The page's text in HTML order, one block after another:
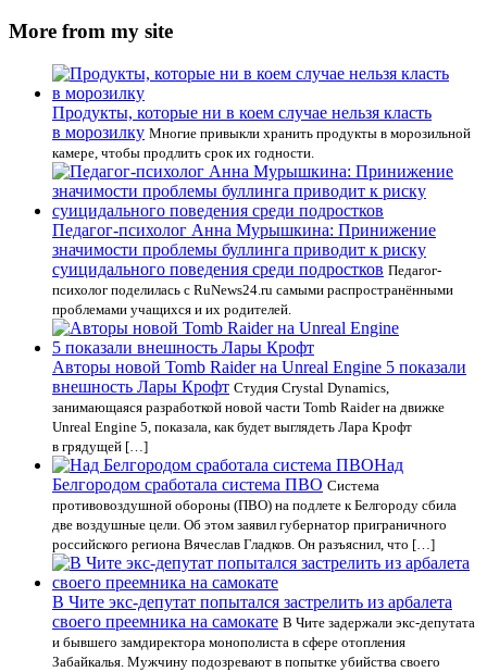
More from my site
Продукты, которые ни в коем случае нельзя класть
в морозилку Многие привыкли хранить продукты в морозильной
камере, чтобы продлить срок их годности.
Педагог-психолог Анна Мурышкина: Принижение
значимости проблемы буллинга приводит к риску
суицидального поведения среди подростков Педагог-
психолог поделилась с RuNews24.ru самыми распространёнными
проблемами учащихся и их родителей.
Авторы новой Tomb Raider на Unreal Engine 5 показали
внешность Лары Крофт Студия Crystal Dynamics,
занимающаяся разработкой новой части Tomb Raider на движке
Unreal Engine 5, показала, как будет выглядеть Лара Крофт
в грядущей […]
Над
Белгородом сработала система ПВО Система
противовоздушной обороны (ПВО) на подлете к Белгороду сбила
две воздушные цели. Об этом заявил губернатор приграничного
российского региона Вячеслав Гладков. Он разъяснил, что […]
В Чите экс-депутат попытался застрелить из арбалета
своего преемника на самокате В Чите задержали экс-депутата
и бывшего замдиректора монополиста в сфере отопления
Забайкалья. Мужчину подозревают в попытке убийства своего